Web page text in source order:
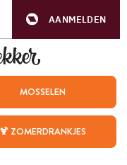
AANMELDEN
MOSSELEN
🍹 ZOMERDRANKJES